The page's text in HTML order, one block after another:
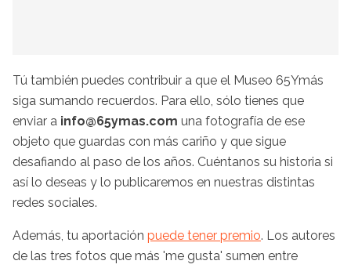
Tú también puedes contribuir a que el Museo 65Ymás
siga sumando recuerdos. Para ello, sólo tienes que
enviar a info@65ymas.com una fotografía de ese
objeto que guardas con más cariño y que sigue
desafiando al paso de los años. Cuéntanos su historia si
así lo deseas y lo publicaremos en nuestras distintas
redes sociales.
Además, tu aportación puede tener premio. Los autores
de las tres fotos que más 'me gusta' sumen entre